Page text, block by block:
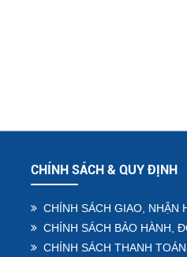
CHÍNH SÁCH & QUY ĐỊNH
CHÍNH SÁCH GIAO, NHẬN
CHÍNH SÁCH BẢO HÀNH,
CHÍNH SÁCH THANH TOÁN